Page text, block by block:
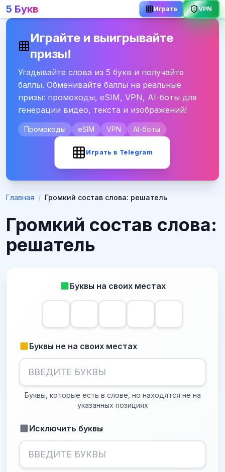
5 Букв Играть VPN
Играйте и выигрывайте
призы!
Угадывайте слова из 5 букв и получайте
баллы. Обменивайте баллы на реальные
призы: промокоды, eSIM, VPN, AI-боты для
генерации видео, текста и изображений!
Промокоды eSIM VPN AI-боты
Играть в Telegram
Главная / Громкий состав слова: решатель
Громкий состав слова:
решатель
Буквы на своих местах
Буквы не на своих местах
Буквы, которые есть в слове, но находятся не на
указанных позициях
Исключить буквы